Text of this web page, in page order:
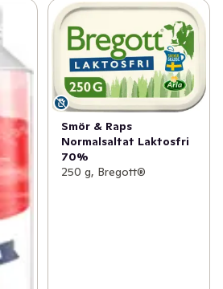
Smör & Raps
Normalsaltat Laktosfri
70%
250 g, Bregott®